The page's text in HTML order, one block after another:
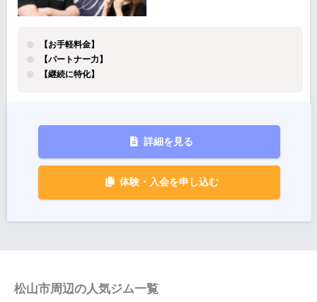
【お手軽料金】
【パートナー力】
【継続に特化】
詳細を見る
体験・入会を申し込む
松山市周辺の人気ジム一覧